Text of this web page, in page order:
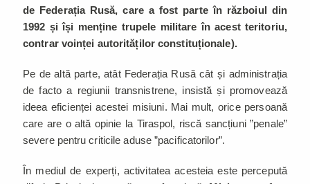
de Federația Rusă, care a fost parte în războiul din
1992 și își menține trupele militare în acest teritoriu,
contrar voinței autorităților constituționale).
Pe de altă parte, atât Federația Rusă cât și administrația
de facto a regiunii transnistrene, insistă și promovează
ideea eficienței acestei misiuni. Mai mult, orice persoană
care are o altă opinie la Tiraspol, riscă sancțiuni ”penale”
severe pentru criticile aduse ”pacificatorilor”.
În mediul de experți, activitatea acesteia este percepută